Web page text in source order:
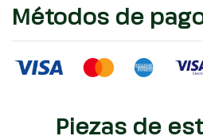
Métodos de
Piezas de